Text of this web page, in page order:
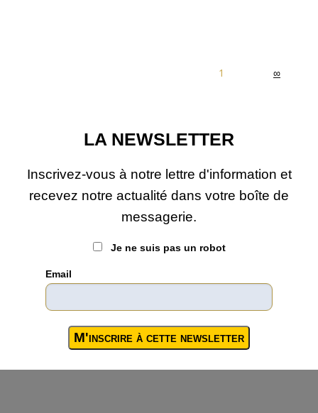
1 ∞
LA NEWSLETTER
Inscrivez-vous à notre lettre d'information et
recevez notre actualité dans votre boîte de
messagerie.
Je ne suis pas un robot
Email